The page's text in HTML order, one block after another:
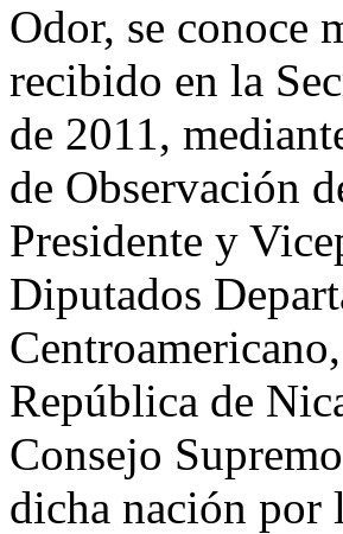
Odor, se conoce
recibido en la
de 2011,
de Observación
Presidente y
Diputados
República de
Consejo
dicha nación por